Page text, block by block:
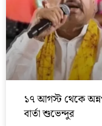
১৭ আগস্ট থেকে
বার্তা শুভেন্দুর